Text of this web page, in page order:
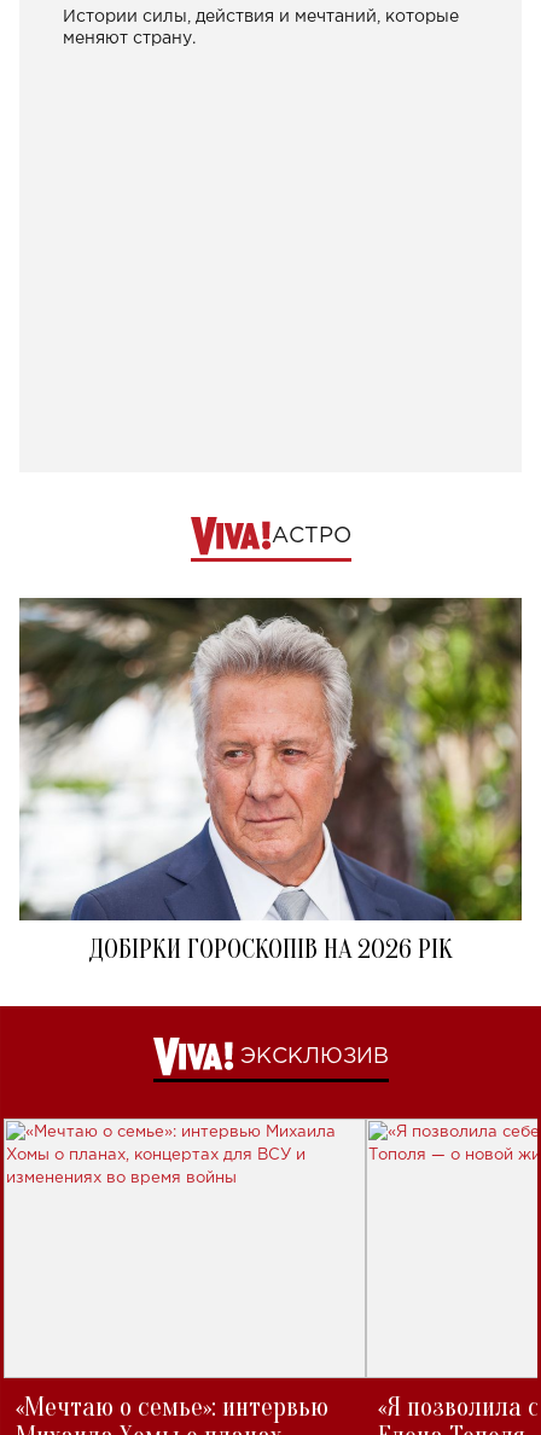
Истории силы, действия и мечтаний, которые
меняют страну.
АСТРО
ДОБІРКИ ГОРОСКОПІВ НА 2026 РІК
ЭКСКЛЮЗИВ
«Мечтаю о семье»: интервью
«Я позволила